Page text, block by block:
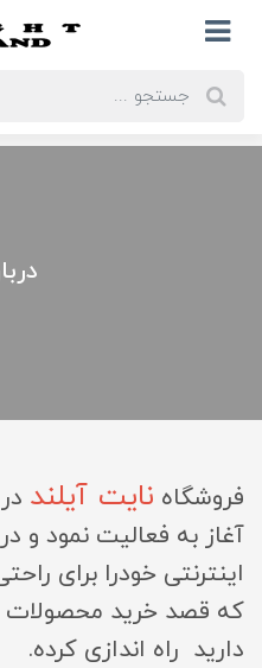
فروشگاه نایت آیلند
اینترنتی خودرا برای
که قصد خرید محصولات
دارید راه اندازی کرده.